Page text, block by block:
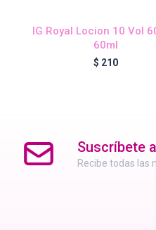
IG Royal Locion 10 Vol
60ml
$ 210
Suscríbete
Recibe todas las